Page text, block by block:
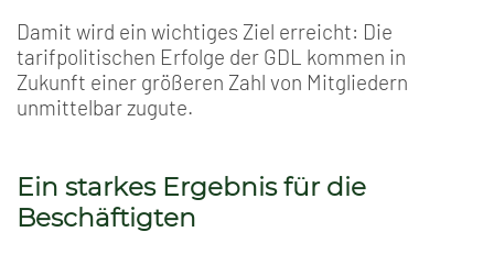
Damit wird ein wichtiges Ziel erreicht: Die
tarifpolitischen Erfolge der GDL kommen in
Zukunft einer größeren Zahl von Mitgliedern
unmittelbar zugute.
Ein starkes Ergebnis für die
Beschäftigten